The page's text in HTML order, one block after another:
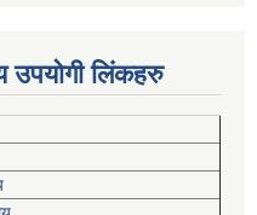
उपयोगी लिंकहरु